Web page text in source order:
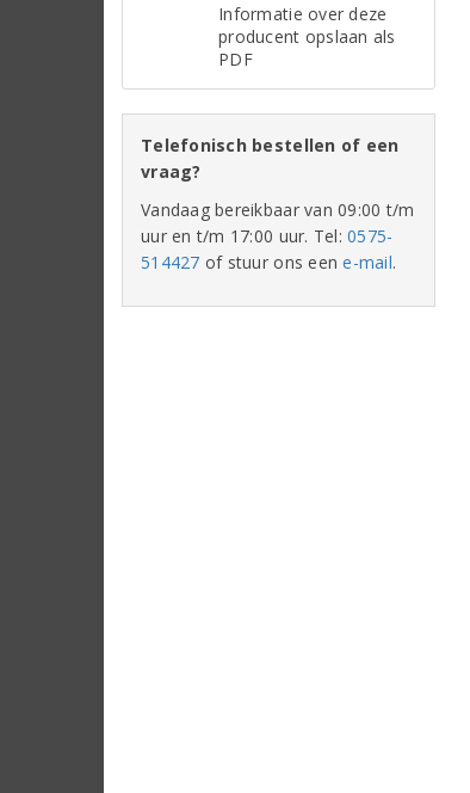
Informatie over deze
producent opslaan als
PDF
Telefonisch bestellen of een
vraag?
Vandaag bereikbaar van 09:00 t/m
uur en t/m 17:00 uur. Tel:0575-
514427 of stuur ons eene-mail.